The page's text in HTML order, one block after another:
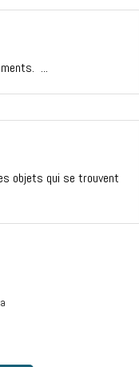
...
objets qui se trouvent